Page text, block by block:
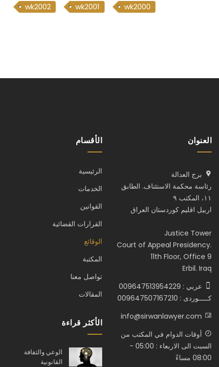
wk2002
wk2001 wk2000
العنوان
برج العدالة
رئاسة محكمة الاستئناف. الطابق
١١، المكتب ٩
اربيل اقليم كوردستان العراق
Justice Tower
Court of Appeal Presidency.
11th Floor, Office 9
Erbil. Iraq
عربي : 009647513954229
كـــــوردى : 009647507167210
info@sirwanlawyer.com
أوقات الدوام في المكتب من
السبت الى الاربعاء : 05:00 -
08:00 مساءً
الأقسام
الرئيسية
الخدمات
القوانين
القرارات القضائية
الوقائع
المكتبة
تواصل معنا
المقالات
الأكثر قراءة
الوعي والثقافة
القانونية